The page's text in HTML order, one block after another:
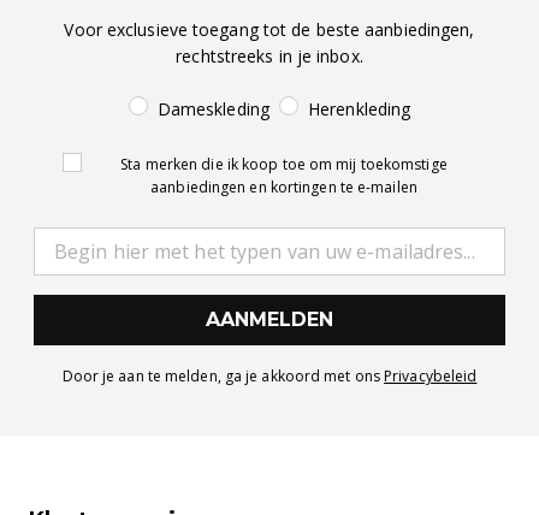
Voor exclusieve toegang tot de beste aanbiedingen,
rechtstreeks in je inbox.
Dameskleding Herenkleding
Sta merken die ik koop toe om mij toekomstige
aanbiedingen en kortingen te e-mailen
AANMELDEN
Door je aan te melden, ga je akkoord met ons Privacybeleid